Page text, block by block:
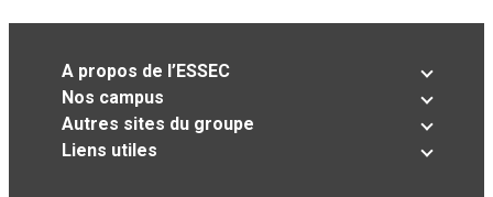
A propos de l’ESSEC
Nos campus
Autres sites du groupe
Liens utiles